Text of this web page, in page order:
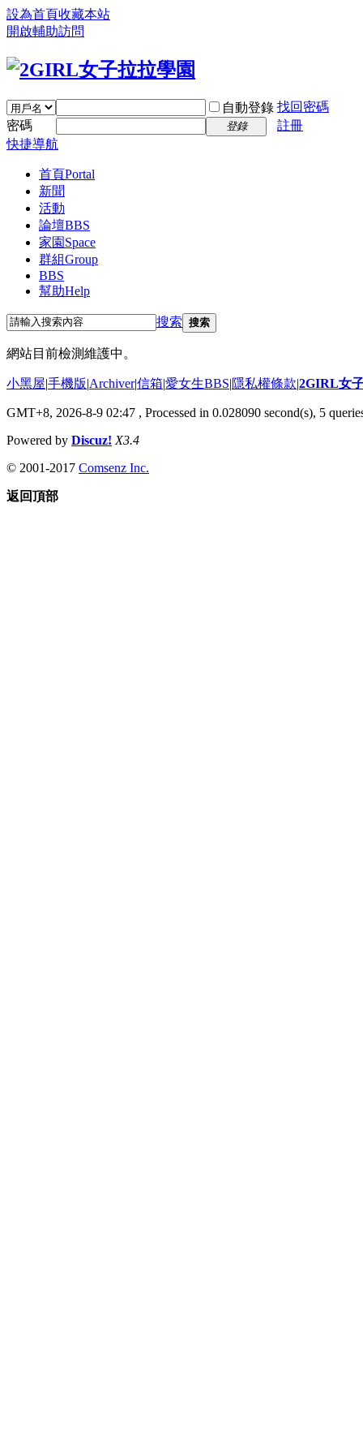
設為首頁收藏本站
開啟輔助訪問
自動登錄 找回密碼
密碼
登錄
註冊
快捷導航
首頁Portal
新聞
活動
論壇BBS
家園 Space
群組Group
BBS
幫助Help
搜索 搜索
網站目前檢測維護中。
小黑屋|手機版|Archiver|信箱|愛女生BBS|隱私權條款|2GIRL女
GMT+8, 2026-8-9 02:47 , Processed in 0.028090 second(s), 5
Powered by Discuz! X3.4
© 2001-2017 Comsenz Inc.
返回頂部